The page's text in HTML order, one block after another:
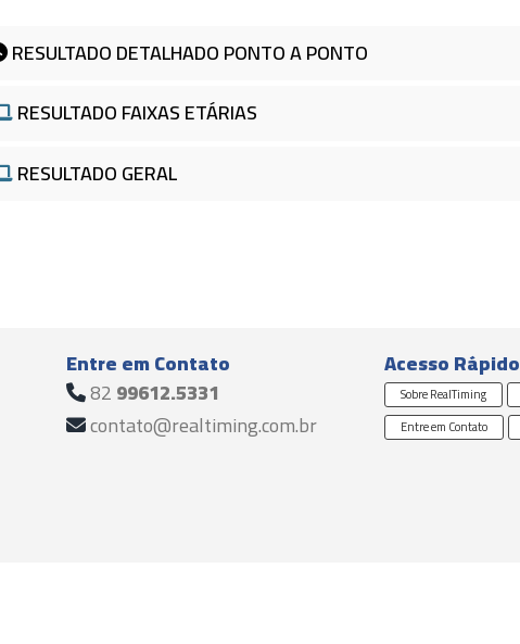
RESULTADO DETALHADO PONTO A PONTO
RESULTADO FAIXAS ETÁRIAS
RESULTADO GERAL
Entre em Contato
8299612.5331
contato@realtiming.com.br
Acesso Rápido
Sobre RealTiming
Entre em Contato